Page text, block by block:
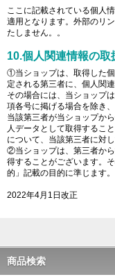
ここに記載されている個人
適用となります。外部のリ
たしません。。
10.個人関連情報の取
①当ショップは、取得した
定される第三者に、個人関
その場合には、当ショップ
項各号に掲げる場合を除き、
当該第三者が当ショップか
人データとして取得するこ
について、当該第三者に対
②当ショップは、第三者か
得することがございます。
的」記載の目的に準じます。
2022年4月1日改正
商品検索